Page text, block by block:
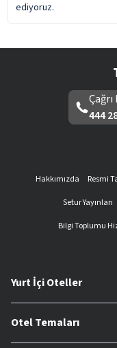
ediyoruz.
444
Hakkımızda Resmi
Setur Yayınları
Bilgi Toplumu
Yurt İçi Oteller
Otel Temaları